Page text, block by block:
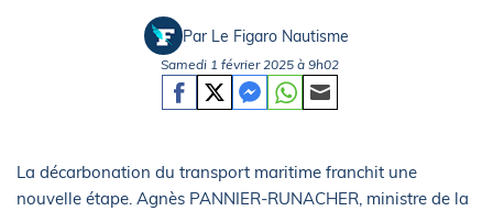
Par Le Figaro Nautisme
Samedi 1 février 2025 à 9h02
La décarbonation du transport maritime franchit une
nouvelle étape. Agnès PANNIER-RUNACHER, ministre de la